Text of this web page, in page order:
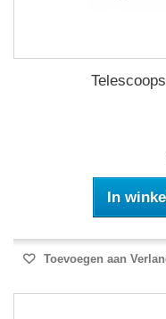
In
Toevoegen aan